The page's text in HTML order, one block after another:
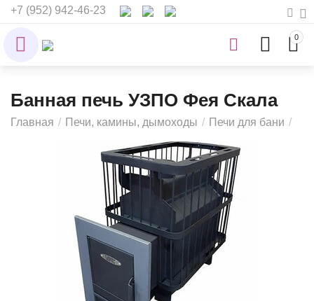
+7 (952) 942-46-23
0
Банная печь УЗПО Фея Скала
Главная / Печи, камины, дымоходы / Печи для бани /